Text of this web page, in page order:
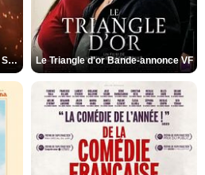
L'Odyssée Bande-annonce VO STFR Le Triangle d'or Bande-annonce VF